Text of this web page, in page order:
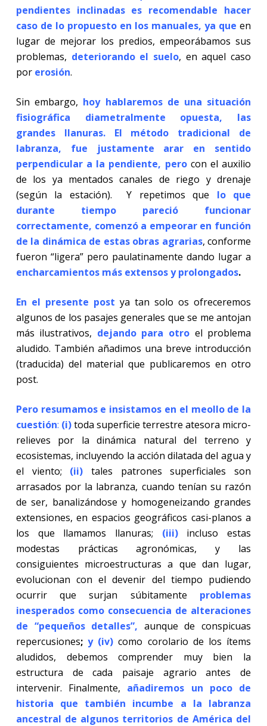
pendientes inclinadas es recomendable hacer
caso de lo propuesto en los manuales, ya que en
lugar de mejorar los predios, empeorábamos sus
problemas, deteriorando el suelo, en aquel caso
por erosión.
Sin embargo, hoy hablaremos de una situación
fisiográfica diametralmente opuesta, las
grandes llanuras. El método tradicional de
labranza, fue justamente arar en sentido
perpendicular a la pendiente, pero con el auxilio
de los ya mentados canales de riego y drenaje
(según la estación). Y repetimos que lo que
durante tiempo pareció funcionar
correctamente, comenzó a empeorar en función
de la dinámica de estas obras agrarias, conforme
fueron “ligera” pero paulatinamente dando lugar a
encharcamientos más extensos y prolongados.
En el presente post ya tan solo os ofreceremos
algunos de los pasajes generales que se me antojan
más ilustrativos, dejando para otro el problema
aludido. También añadimos una breve introducción
(traducida) del material que publicaremos en otro
post.
Pero resumamos e insistamos en el meollo de la
cuestión: (i)toda superficie terrestre atesora micro-
relieves por la dinámica natural del terreno y
ecosistemas, incluyendo la acción dilatada del agua y
el viento; (ii)tales patrones superficiales son
arrasados por la labranza, cuando tenían su razón
de ser, banalizándose y homogeneizando grandes
extensiones, en espacios geográficos casi-planos a
los que llamamos llanuras; (iii)
incluso estas
modestas prácticas agronómicas, y las
consiguientes microestructuras a que dan lugar,
evolucionan con el devenir del tiempo pudiendo
ocurrir que surjan súbitamente problemas
inesperados como consecuencia de alteraciones
de “pequeños detalles”, aunque de conspicuas
repercusiones;y (iv) como corolario de los ítems
aludidos, debemos comprender muy bien la
estructura de cada paisaje agrario antes de
intervenir. Finalmente, añadiremos un poco de
historia que también incumbe a la labranza
ancestral de algunos territorios de América del